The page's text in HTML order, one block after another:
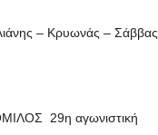
– Κρυωνάς – Σάββας
29η αγωνιστική